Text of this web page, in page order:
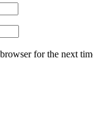
for the next